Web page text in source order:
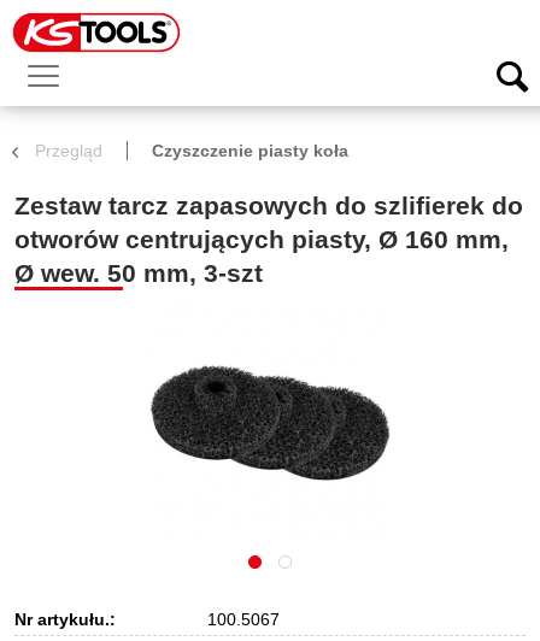
Przegląd Czyszczenie piasty koła
Zestaw tarcz zapasowych do szlifierek do
otworów centrujących piasty, Ø 160 mm,
Ø wew. 50 mm, 3-szt
Nr artykułu.:
100.5067